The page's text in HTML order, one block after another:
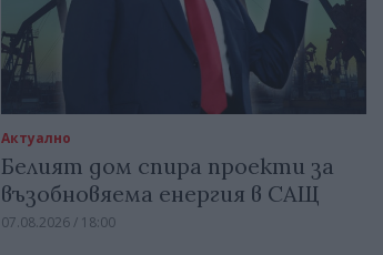
Актуално
Белият дом спира проекти за
възобновяема енергия в САЩ
07.08.2026 / 18:00